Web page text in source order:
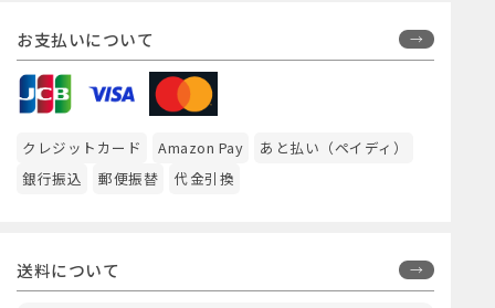
お支払いについて
クレジットカード Amazon Pay
あと払い（ペイディ）
銀行振込
郵便振替 代金引換
送料について